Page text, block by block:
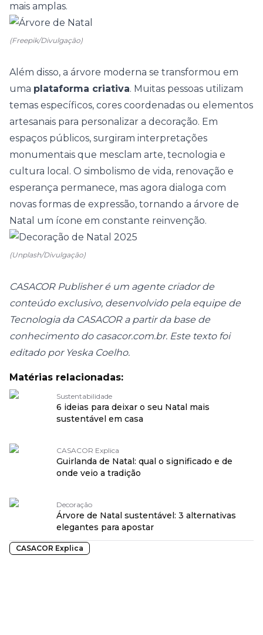
mais amplas.
(Freepik/Divulgação)
Além disso, a árvore moderna se transformou em
uma plataforma criativa. Muitas pessoas utilizam
temas específicos, cores coordenadas ou elementos
artesanais para personalizar a decoração. Em
espaços públicos, surgiram interpretações
monumentais que mesclam arte, tecnologia e
cultura local. O simbolismo de vida, renovação e
esperança permanece, mas agora dialoga com
novas formas de expressão, tornando a árvore de
Natal um ícone em constante reinvenção.
(Unplash/Divulgação)
CASACOR Publisher é um agente criador de
conteúdo exclusivo, desenvolvido pela equipe de
Tecnologia da CASACOR a partir da base de
conhecimento do casacor.com.br. Este texto foi
editado por Yeska Coelho.
Matérias relacionadas:
Sustentabilidade
6 ideias para deixar o seu Natal mais
sustentável em casa
CASACOR Explica
Guirlanda de Natal: qual o significado e de
onde veio a tradição
Decoração
Árvore de Natal sustentável: 3 alternativas
elegantes para apostar
CASACOR Explica